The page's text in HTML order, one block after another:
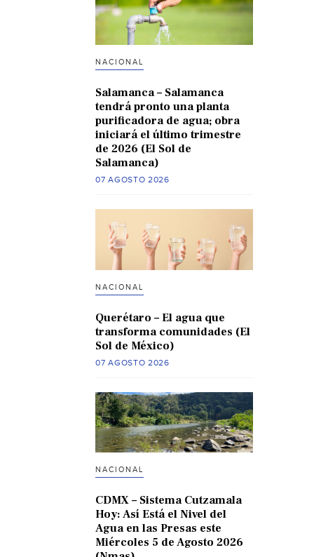
NACIONAL
Salamanca – Salamanca
tendrá pronto una planta
purificadora de agua; obra
iniciará el último trimestre
de 2026 (El Sol de
Salamanca)
07 AGOSTO 2026
NACIONAL
Querétaro – El agua que
transforma comunidades (El
Sol de México)
07 AGOSTO 2026
NACIONAL
CDMX – Sistema Cutzamala
Hoy: Así Está el Nivel del
Agua en las Presas este
Miércoles 5 de Agosto 2026